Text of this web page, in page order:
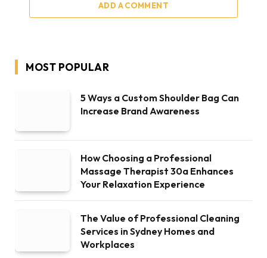
ADD A COMMENT
MOST POPULAR
5 Ways a Custom Shoulder Bag Can
Increase Brand Awareness
How Choosing a Professional
Massage Therapist 30a Enhances
Your Relaxation Experience
The Value of Professional Cleaning
Services in Sydney Homes and
Workplaces